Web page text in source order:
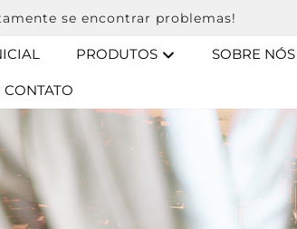
se encontrar problemas!
PRODUTOS SOBRE NÓS
CONTATO